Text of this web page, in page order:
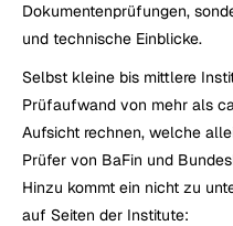
Dokumentenprüfungen,
und technische Einblicke.
Selbst kleine bis mittlere
Prüfaufwand von mehr als
Aufsicht rechnen, welche
Prüfer von BaFin und
Hinzu kommt ein nicht zu
auf Seiten der Institute: